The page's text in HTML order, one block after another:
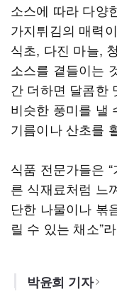
소스에 따라 다양
가지튀김의 매력
식초, 다진 마늘,
소스를 곁들이는
간 더하면 달콤한
비슷한 풍미를 낼
기름이나 산초를
식품 전문가들은
른 식재료처럼 느
단한 나물이나 볶
릴 수 있는 채소”
박윤희 기자